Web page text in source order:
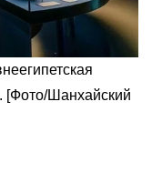
[Фото/Шанхайский